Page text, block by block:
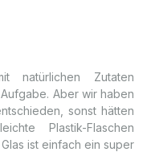
natürlichen Zutaten
Aber wir haben
sonst hätten
Plastik-Flaschen
ist einfach ein super